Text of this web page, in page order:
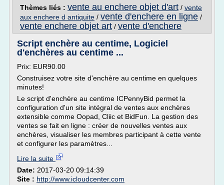
Thèmes liés : vente au enchere objet d'art / vente
aux enchere d antiquite / vente d'enchere en ligne /
vente enchere objet art / vente d'enchere
Script enchère au centime, Logiciel
d'enchères au centime ...
Prix: EUR90.00
Construisez votre site d'enchère au centime en quelques
minutes!
Le script d'enchère au centime ICPennyBid permet la
configuration d'un site intégral de ventes aux enchères
extensible comme Oopad, Cliic et BidFun. La gestion des
ventes se fait en ligne : créer de nouvelles ventes aux
enchères, visualiser les membres participant à cette vente
et configurer les paramètres...
Lire la suite
Date: 2017-03-20 09:14:39
Site : http://www.icloudcenter.com